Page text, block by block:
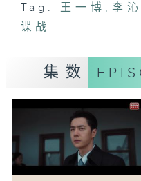
Tag:
王一博 , 李沁
谍战
集数